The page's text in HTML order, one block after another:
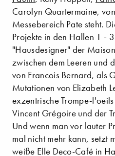
Carolyn Quartermaine,
Messebereich Pate steht.
Projekte in den Hallen 1 -
"Hausdesigner" der
zwischen dem Leeren und
von Francois Bernard, als
Mutationen von Elizabeth
exzentrische Trompe-
Vincent Grégoire und der
Und wenn man vor lauter
mal nicht mehr kann, setzt
weiße Elle Deco-Café in